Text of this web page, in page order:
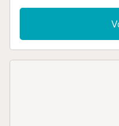
Narejos", 30 km de
l'aéroport "Alicante" et il
pour familles zone et
mobilier de jardin,